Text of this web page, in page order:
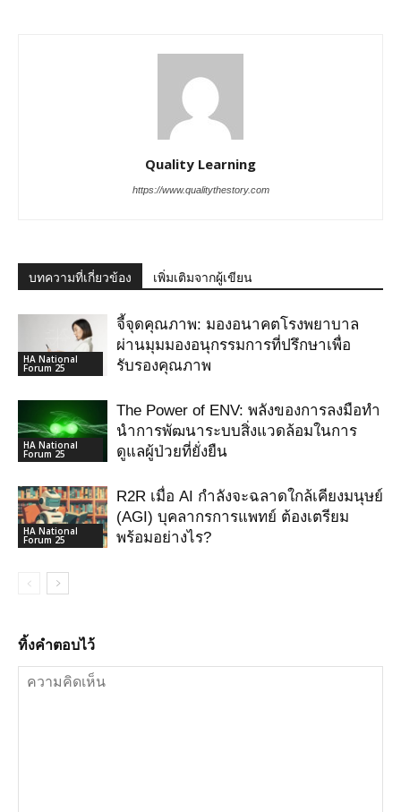
Quality Learning
https://www.qualitythestory.com
บทความที่เกี่ยวข้อง เพิ่มเติมจากผู้เขียน
HA National
Forum 25
จี้จุดคุณภาพ: มองอนาคตโรงพยาบาล
ผ่านมุมมองอนุกรรมการที่ปรึกษาเพื่อ
รับรองคุณภาพ
HA National
Forum 25
The Power of ENV: พลังของการลงมือทำ
นำการพัฒนาระบบสิ่งแวดล้อมในการ
ดูแลผู้ป่วยที่ยั่งยืน
HA National
Forum 25
R2R เมื่อ AI กําลังจะฉลาดใกล้เคียงมนุษย์
(AGI) บุคลากรการแพทย์ ต้องเตรียม
พร้อมอย่างไร?
ทิ้งคำตอบไว้